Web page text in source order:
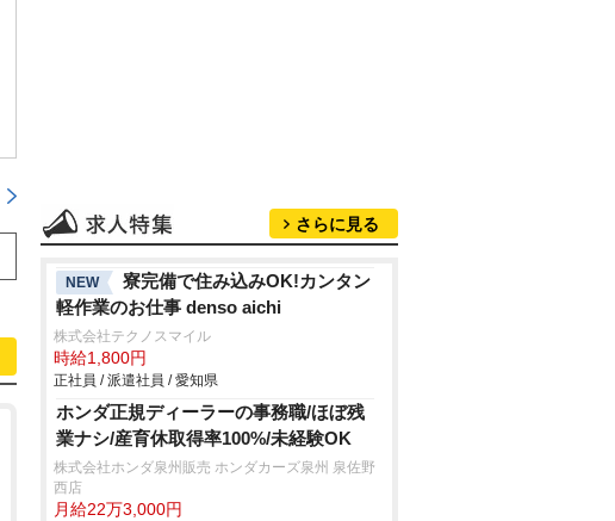
さらに見る
NEW
寮完備で住み込みOK!カンタン
軽作業のお仕事 denso aichi
株式会社テクノスマイル
時給1,800円
正社員 / 派遣社員 / 愛知県
ホンダ正規ディーラーの事務職/ほぼ残
業ナシ/産育休取得率100%/未経験OK
株式会社ホンダ泉州販売 ホンダカーズ泉州 泉佐野
西店
月給22万3,000円